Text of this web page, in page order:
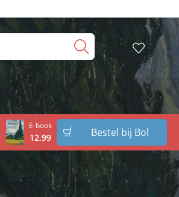
E-book
12,99 Bestel bij Bol